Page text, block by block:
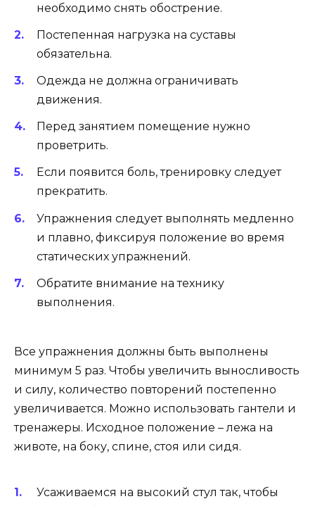
необходимо снять обострение.
Постепенная нагрузка на суставы
обязательна.
Одежда не должна ограничивать
движения.
Перед занятием помещение нужно
проветрить.
Если появится боль, тренировку следует
прекратить.
Упражнения следует выполнять медленно
и плавно, фиксируя положение во время
статических упражнений.
Обратите внимание на технику
выполнения.
Все упражнения должны быть выполнены
минимум 5 раз. Чтобы увеличить выносливость
и силу, количество повторений постепенно
увеличивается. Можно использовать гантели и
тренажеры. Исходное положение – лежа на
животе, на боку, спине, стоя или сидя.
Усаживаемся на высокий стул так, чтобы